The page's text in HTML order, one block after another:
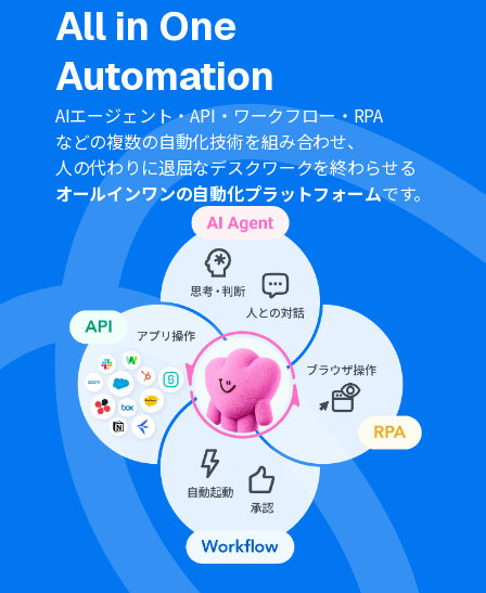
定してください
DropboxとYoomを連携してください。
トリガーは5分、10分、15分、30分、60分の間隔で起動
間隔を選択できます。
プランによって最短の起動間隔が異なりますので、ご注意
ください。
ブラウザを操作するオペレーションはサクセスプランで
のみご利用いただける機能となっております。フリープラ
ン・ミニプラン・チームプランの場合は設定しているフロ
ーボットのオペレーションはエラーとなりますので、ご注
意ください。
サクセスプランなどの有料プランは、2週間の無料トライ
アルを行うことが可能です。無料トライアル中には制限対
象のアプリやブラウザを操作するオペレーションを使用
することができます。
ブラウザを操作するオペレーションの設定方法は以下を
ご参照ください。
https://intercom.help/yoom/ja/articles/9099691
All in One
Automation
AIエージェント・API・ワークフロー・RPA
などの複数の自動化技術を組み合わせ、
人の代わりに退屈なデスクワークを終わらせる
オールインワンの自動化プラットフォームです。